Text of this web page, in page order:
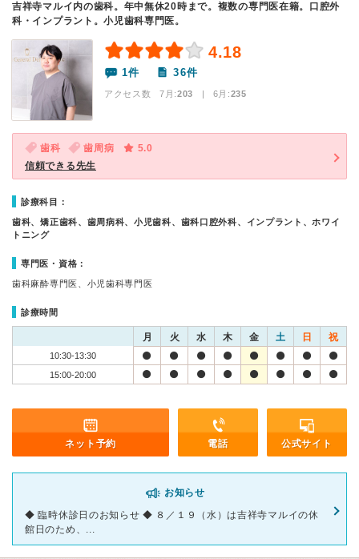
吉祥寺マルイ内の歯科。年中無休20時まで。複数の専門医在籍。口腔外
科・インプラント。小児歯科専門医。
4.18
1件 36件
アクセス数 7月:203 | 6月:235
歯科 歯周病
5.0
信頼できる先生
診療科目：
歯科、矯正歯科、歯周病科、小児歯科、歯科口腔外科、インプラント、ホワイ
トニング
専門医・資格：
歯科麻酔専門医、小児歯科専門医
診療時間
月 火 水 木 金 土 日 祝
10:30-13:30
15:00-20:00
ネット予約 電話 公式サイト
お知らせ
◆ 臨時休診日のお知らせ ◆ ８／１９（水）は吉祥寺マルイの休
館日のため、...